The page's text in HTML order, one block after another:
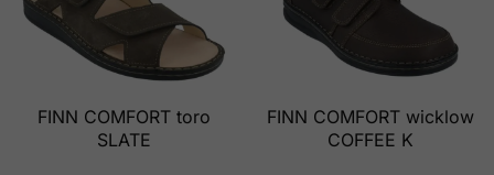
FINN COMFORT toro
SLATE
FINN COMFORT wicklow
COFFEE K